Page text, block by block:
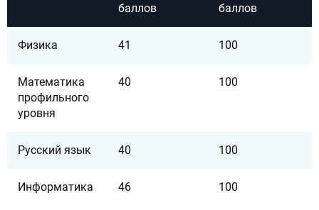
баллов
баллов
Физика 41 100
Математика
профильного
уровня
40 100
Русский язык 40 100
Информатика 46 100